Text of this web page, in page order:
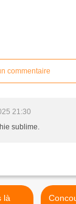
commentaire
21:30
sublime.
là